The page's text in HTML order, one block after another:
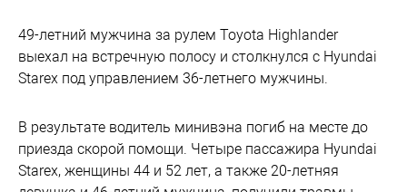
49-летний мужчина за рулем Toyota Highlander
выехал на встречную полосу и столкнулся с Hyundai
Starex под управлением 36-летнего мужчины.
В результате водитель минивэна погиб на месте до
приезда скорой помощи. Четыре пассажира Hyundai
Starex, женщины 44 и 52 лет, а также 20-летняя